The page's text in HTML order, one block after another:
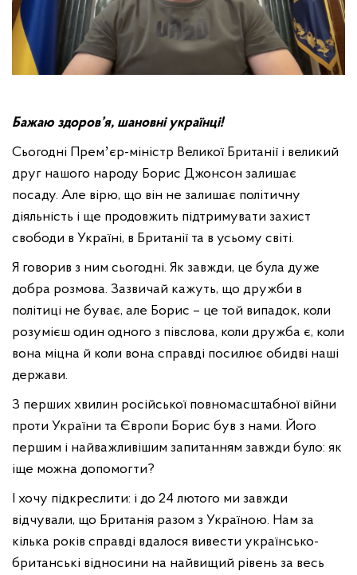
Бажаю здоров’я, шановні українці!
Сьогодні Премʼєр-міністр Великої Британії і великий
друг нашого народу Борис Джонсон залишає
посаду. Але вірю, що він не залишає політичну
діяльність і ще продовжить підтримувати захист
свободи в Україні, в Британії та в усьому світі.
Я говорив з ним сьогодні. Як завжди, це була дуже
добра розмова. Зазвичай кажуть, що дружби в
політиці не буває, але Борис – це той випадок, коли
розумієш один одного з півслова, коли дружба є, коли
вона міцна й коли вона справді посилює обидві наші
держави.
З перших хвилин російської повномасштабної війни
проти України та Європи Борис був з нами. Його
першим і найважливішим запитанням завжди було: як
іще можна допомогти?
І хочу підкреслити: і до 24 лютого ми завжди
відчували, що Британія разом з Україною. Нам за
кілька років справді вдалося вивести українсько-
британські відносини на найвищий рівень за весь